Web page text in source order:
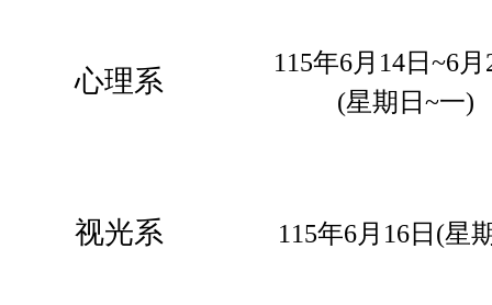
心理系
115年6月14日~6月
(星期日~一)
视光系 115年6月16日(星